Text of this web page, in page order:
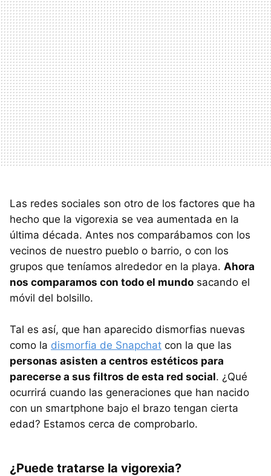
Las redes sociales son otro de los factores que ha
hecho que la vigorexia se vea aumentada en la
última década. Antes nos comparábamos con los
vecinos de nuestro pueblo o barrio, o con los
grupos que teníamos alrededor en la playa. Ahora
nos comparamos con todo el mundo sacando el
móvil del bolsillo.
Tal es así, que han aparecido dismorfias nuevas
como la dismorfia de Snapchat con la que las
personas asisten a centros estéticos para
parecerse a sus filtros de esta red social. ¿Qué
ocurrirá cuando las generaciones que han nacido
con un smartphone bajo el brazo tengan cierta
edad? Estamos cerca de comprobarlo.
¿Puede tratarse la vigorexia?